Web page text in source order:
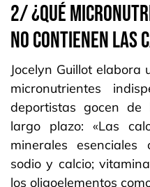
2/ ¿QUÉ
NO CONTIENEN LAS
Jocelyn Guillot
micronutrientes
deportistas gocen
largo plazo: «Las
minerales esenciales
sodio y calcio;
los oligoelementos